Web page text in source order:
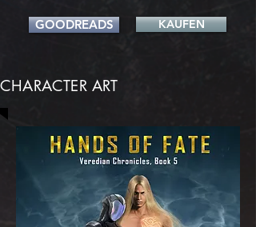
GOODREADS KAUFEN
CHARACTER ART